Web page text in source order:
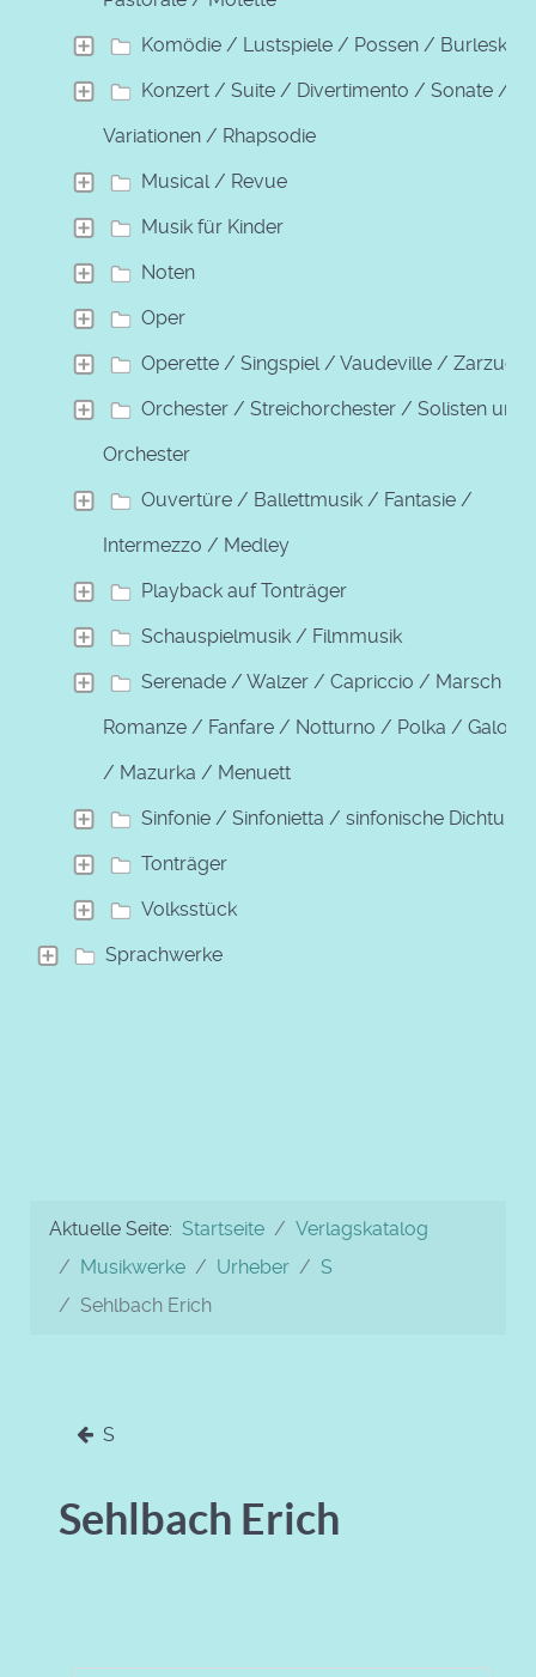
Komödie / Lustspiele / Possen / Burleske
Konzert / Suite / Divertimento / Sonate /
Variationen / Rhapsodie
Musical / Revue
Musik für Kinder
Noten
Oper
Operette / Singspiel / Vaudeville / Zarzuela
Orchester / Streichorchester / Solisten und
Orchester
Ouvertüre / Ballettmusik / Fantasie /
Intermezzo / Medley
Playback auf Tonträger
Schauspielmusik / Filmmusik
Serenade / Walzer / Capriccio / Marsch /
Romanze / Fanfare / Notturno / Polka / Galopp
/ Mazurka / Menuett
Sinfonie / Sinfonietta / sinfonische Dichtung
Tonträger
Volksstück
Sprachwerke
Aktuelle Seite: Startseite
Verlagskatalog
Musikwerke
Urheber
S
Sehlbach Erich
S
Sehlbach Erich